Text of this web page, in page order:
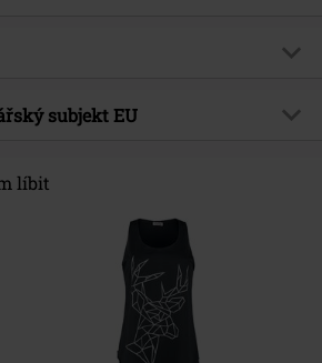
Ženy
Kulatý výstřih
vícebarevný
65% polyester, 35% bavlna
subjekt EU
líbit